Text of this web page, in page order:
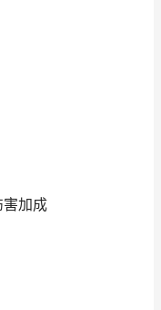
加成